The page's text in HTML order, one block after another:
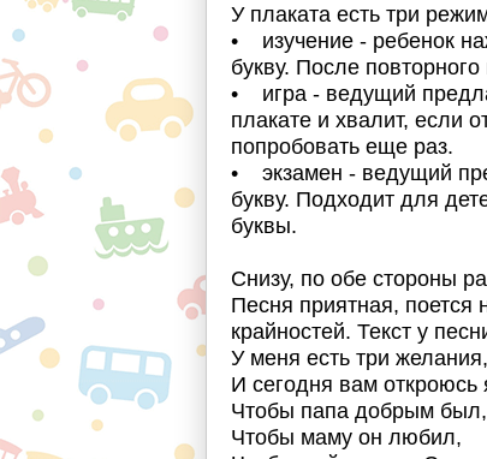
У плаката есть три
• изучение - ребенок
букву. После
• игра - ведущий
плакате и хвалит, если
попробовать еще раз.
• экзамен - ведущий
букву. Подходит для
буквы.
Снизу, по обе стороны
Песня приятная, поется
крайностей. Текст у
У меня есть три желания,
И сегодня вам откроюсь
Чтобы папа добрым был,
Чтобы маму он любил,